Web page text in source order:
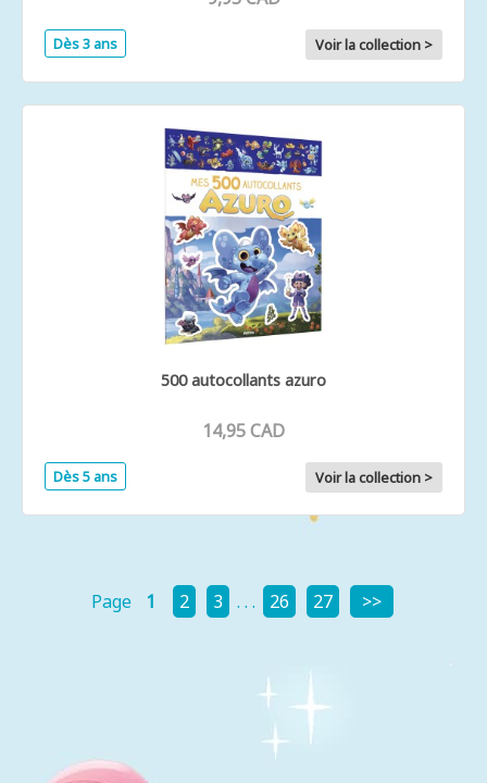
Dès 3 ans Voir la collection >
500 autocollants azuro
14,95 CAD
Dès 5 ans Voir la collection >
Page 1 2 3 . . . 26 27